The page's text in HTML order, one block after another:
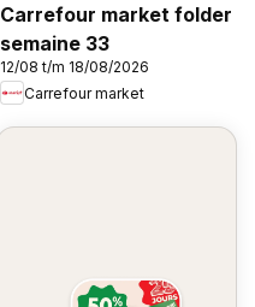
Carrefour market folder
semaine 33
12/08 t/m 18/08/2026
Carrefour market